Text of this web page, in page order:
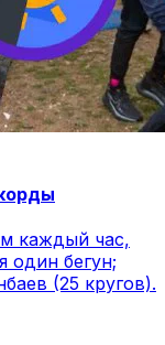
каждый час,
один бегун;
(25 кругов).